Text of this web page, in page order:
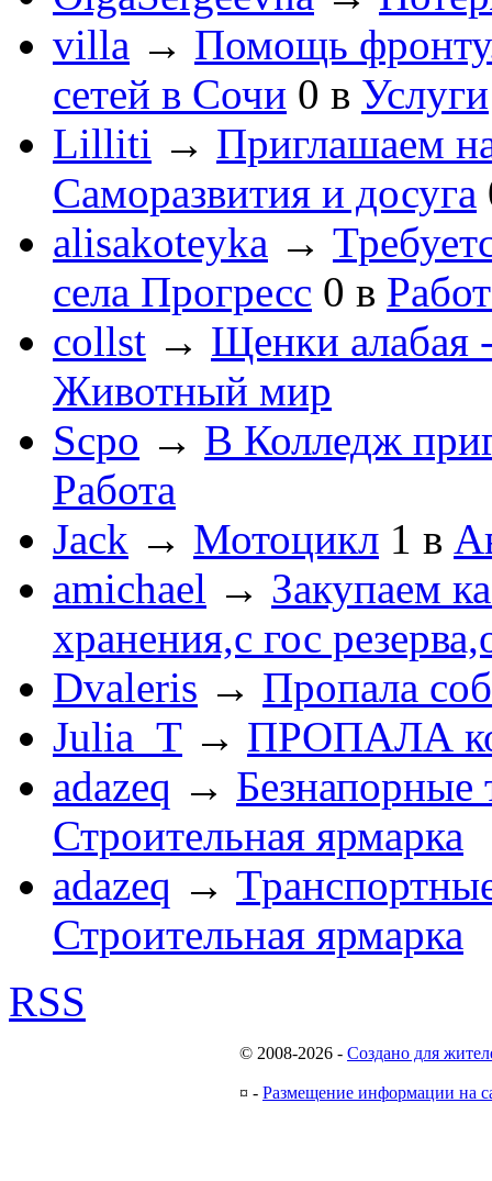
villa → Помощь
сетей в Сочи 0 в Услуги
Lilliti → Приглашаем
Саморазвития и досуга
alisakoteyka →
села Прогресс 0 в
collst → Щенки алабая
Животный мир
Scpo → В Колледж
Работа
Jack → Мотоцикл 1 в
amichael → Закупаем
хранения,с гос
Dvaleris → Пропала
Julia_T → ПРОПАЛА
adazeq → Безнапорные
Строительная ярмарка
adazeq →
Строительная ярмарка
RSS
© 2008-2026 - Создано для
¤ - Размещение информации на